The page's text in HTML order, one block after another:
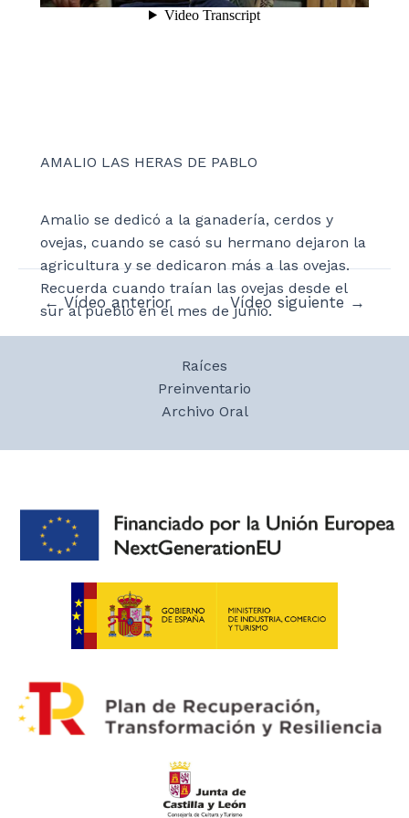
AMALIO LAS HERAS DE PABLO
Amalio se dedicó a la ganadería, cerdos y
ovejas, cuando se casó su hermano dejaron la
agricultura y se dedicaron más a las ovejas.
Recuerda cuando traían las ovejas desde el
sur al pueblo en el mes de junio.
Navegación
← Vídeo anterior Vídeo siguiente →
Raíces
Preinventario
Archivo Oral